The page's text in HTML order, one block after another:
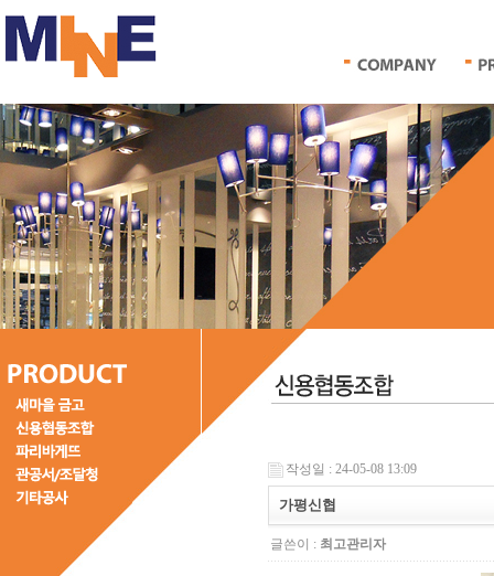
작성일 : 24-05-08 13:09
가평신협
글쓴이 : 최고관리자